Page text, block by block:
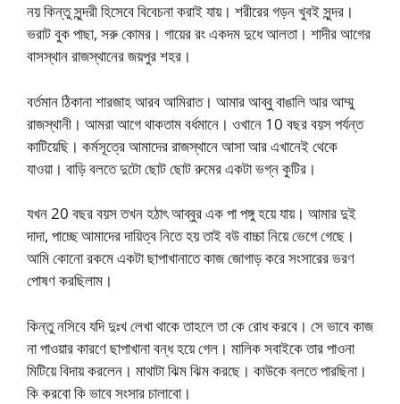
নয় কিন্তু সুন্দরী হিসেবে বিবেচনা করাই যায়। শরীরের গড়ন খুবই সুন্দর।
ভরাট বুক পাছা, সরু কোমর। গায়ের রং একদম দুধে আলতা। শাদীর আগের
বাসস্থান রাজস্থানের জয়পুর শহর।
বর্তমান ঠিকানা শারজাহ আরব আমিরাত। আমার আব্বু বাঙালি আর আম্মু
রাজস্থানী। আমরা আগে থাকতাম বর্ধমানে। ওখানে 10 বছর বয়স পর্যন্ত
কাটিয়েছি। কর্মসূত্রে আমাদের রাজস্থানে আসা আর এখানেই থেকে
যাওয়া। বাড়ি বলতে দুটো ছোট ছোট রুমের একটা ভগ্ন কুটির।
যখন 20 বছর বয়স তখন হঠাৎ আব্বুর এক পা পঙ্গু হয়ে যায়। আমার দুই
দাদা, পাচ্ছে আমাদের দায়িত্ব নিতে হয় তাই বউ বাচ্চা নিয়ে ভেগে গেছে।
আমি কোনো রকমে একটা ছাপাখানাতে কাজ জোগাড় করে সংসারের ভরণ
পোষণ করছিলাম।
কিন্তু নসিবে যদি দুঃখ লেখা থাকে তাহলে তা কে রোধ করবে। সে ভাবে কাজ
না পাওয়ার কারণে ছাপাখানা বন্ধ হয়ে গেল। মালিক সবাইকে তার পাওনা
মিটিয়ে বিদায় করলেন। মাথাটা ঝিম ঝিম করছে। কাউকে বলতে পারছিনা।
কি করবো কি ভাবে সংসার চালাবো।